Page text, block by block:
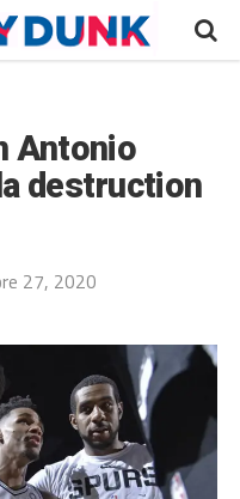
Antonio
destruction
27, 2020